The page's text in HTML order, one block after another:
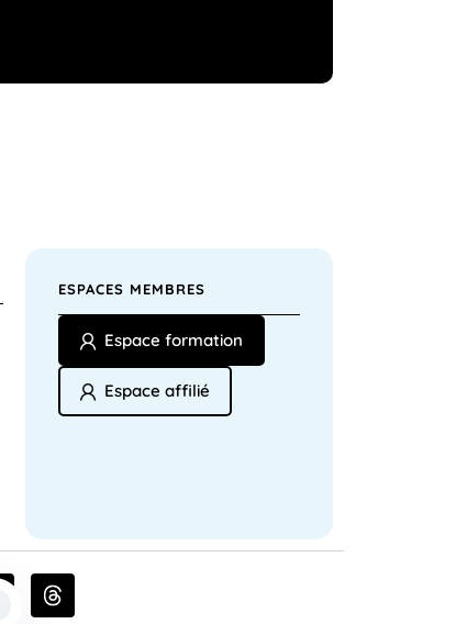
ESPACES MEMBRES
Espace formation
Espace affilié